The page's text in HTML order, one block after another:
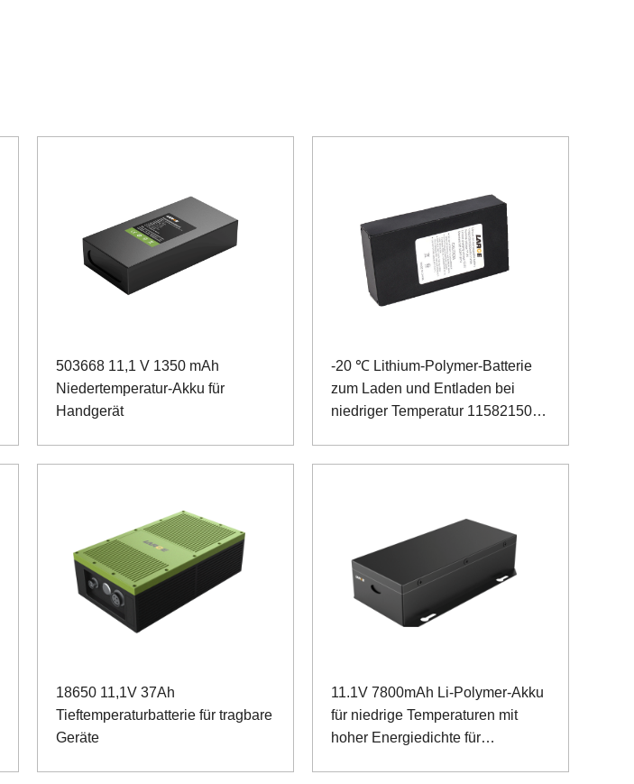
503668 11,1 V 1350 mAh
Niedertemperatur-Akku für
Handgerät
-20 ℃ Lithium-Polymer-Batterie
zum Laden und Entladen bei
niedriger Temperatur 11582150
18650 11,1V 37Ah
Tieftemperaturbatterie für tragbare
Geräte
11.1V 7800mAh Li-Polymer-Akku
für niedrige Temperaturen mit
hoher Energiedichte für